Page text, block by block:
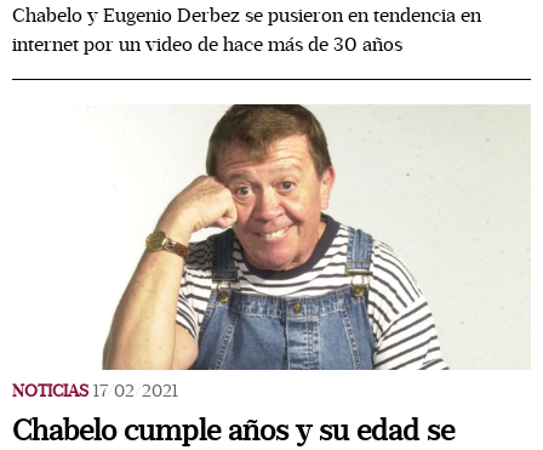
Chabelo y Eugenio Derbez se pusieron en tendencia en
internet por un video de hace más de 30 años
NOTICIAS 17/02/2021
Chabelo cumple años y su edad se